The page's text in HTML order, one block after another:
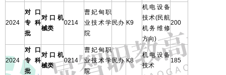
2024
对口
专科
批
对口机
械类
0214
曹妃甸职
业技术学
院
民办 K9
机电设备
技术(民航
机务维修
方向)
200
2024
对口
专科
批
对口机
械类
0214
曹妃甸职
业技术学
院
民办 K8
机电设备
技术
185